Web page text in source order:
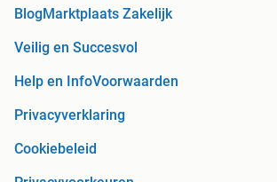
Blog Marktplaats Zakelijk
Veilig en Succesvol
Help en InfoVoorwaarden
Privacyverklaring
Cookiebeleid